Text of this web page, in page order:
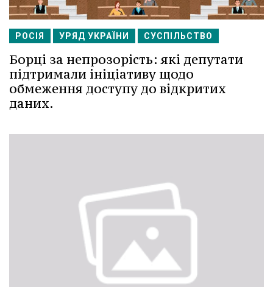
РОСІЯ УРЯД УКРАЇНИ СУСПІЛЬСТВО
Борці за непрозорість: які депутати
підтримали ініціативу щодо
обмеження доступу до відкритих
даних.